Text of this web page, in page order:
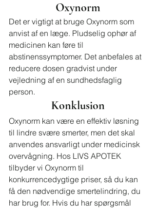
Oxynorm
Det er vigtigt at bruge Oxynorm som
anvist af en læge. Pludselig ophør af
medicinen kan føre til
abstinenssymptomer. Det anbefales at
reducere dosen gradvist under
vejledning af en sundhedsfaglig
person.
Konklusion
Oxynorm kan være en effektiv løsning
til lindre svære smerter, men det skal
anvendes ansvarligt under medicinsk
overvågning. Hos LIVS APOTEK
tilbyder vi Oxynorm til
konkurrencedygtige priser, så du kan
få den nødvendige smertelindring, du
har brug for. Hvis du har spørgsmål